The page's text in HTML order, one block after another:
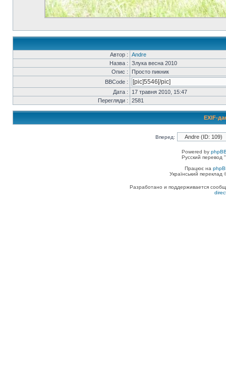
Автор :
Andre
Назва :
Злука весна 2010
Опис :
Просто пикник
BBCode :
Дата :
17 травня 2010, 15:47
Перегляди :
2581
EXIF-
Вперед:
Powered by
Русский перевод
Працює на
Український
Разработано и поддерживается